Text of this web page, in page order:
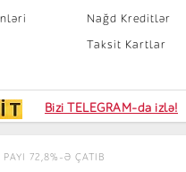
Nağd Kreditlər
Taksit Kartlar
Kart sifarişi
Bizi TELEGRAM-da izlə!
72,8%-Ə ÇATIB